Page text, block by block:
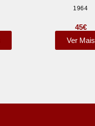
1964
45€
Ver Mais